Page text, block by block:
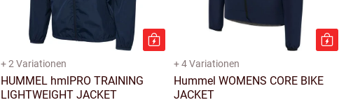
+ 2 Variationen
HUMMEL hmlPRO TRAINING
LIGHTWEIGHT JACKET
+ 4 Variationen
Hummel WOMENS CORE BIKE
JACKET